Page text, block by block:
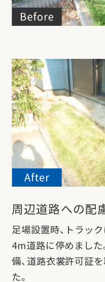
周辺道路への配
足場設置時、トラッ
4m道路に停めました
備、道路衣裳許可証
た。